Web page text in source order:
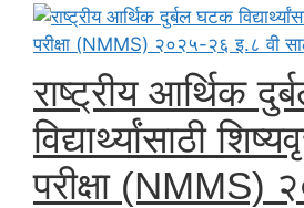
राष्ट्रीय आर्थिक
विद्यार्थ्यांसाठी
परीक्षा (NMMS)